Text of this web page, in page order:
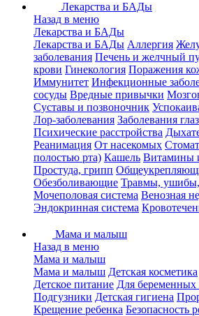
Лекарства и БАДы
Назад в меню
Лекарства и БАДы
Лекарства и БАДы Аллергия
заболевания Печень и желчный
крови Гинекология Поражения
Иммунитет Инфекционные
сосуды Вредные привычки
Суставы и позвоночник
Лор-заболевания Заболевания глаз
Психические расстройства
Реанимация От насекомых
полостью рта) Кашель Витамины
Простуда, грипп
Обезболивающие Травмы, ушибы,
Мочеполовая система Венозная
Эндокринная система
Мама и малыш
Назад в меню
Мама и малыш
Мама и малыш Детская косметика
Детское питание Для
Подгузники Детская гигиена
Крещение ребенка Безопасность